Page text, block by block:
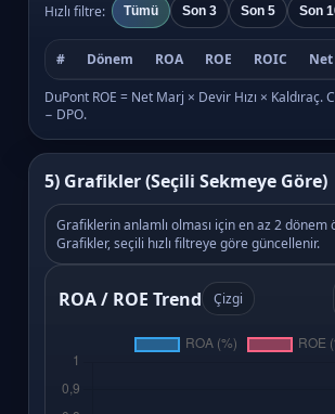
Hızlı filtre: Tümü Son 3 Son 5 Son
# Dönem ROA ROE ROIC
DuPont ROE = Net Marj × Devir Hızı × Kaldıraç.
− DPO.
5) Grafikler (Seçili Sekmeye Göre)
Grafiklerin anlamlı olması için en az 2 dönem
Grafikler, seçili hızlı filtreye göre güncellenir.
ROA / ROE Trend Çizgi